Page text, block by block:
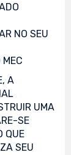
NO SEU
A
UMA
SE
QUE
SEU